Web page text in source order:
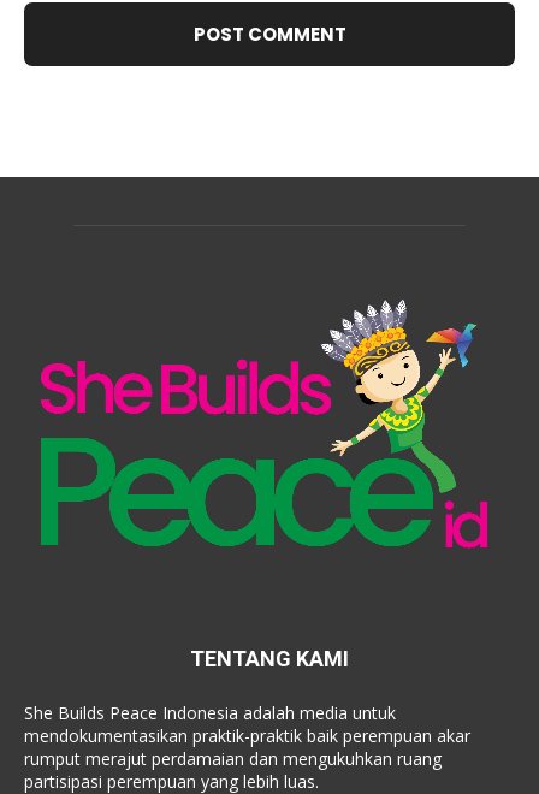
TENTANG KAMI
She Builds Peace Indonesia adalah media untuk
mendokumentasikan praktik-praktik baik perempuan akar
rumput merajut perdamaian dan mengukuhkan ruang
partisipasi perempuan yang lebih luas.